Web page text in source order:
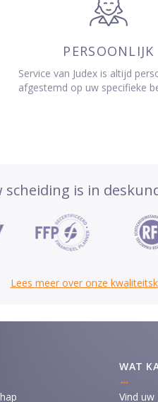
PERSOONLIJK
Service van Judex is altijd
afgestemd op uw specifieke
scheiding is in
Lees meer over onze
WAT
Vind uw